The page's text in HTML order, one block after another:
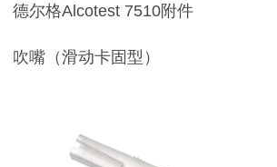
德尔格Alcotest 7510附件
吹嘴（滑动卡固型）